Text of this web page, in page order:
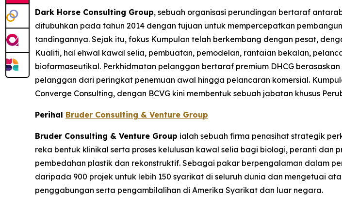
Dark Horse Consulting Group, sebuah organisasi perundingan bertaraf
ditubuhkan pada tahun 2014 dengan tujuan untuk mempercepatkan
tandingannya. Sejak itu, fokus Kumpulan telah berkembang dengan pesat,
Kualiti, hal ehwal kawal selia, pembuatan, pemodelan, rantaian bekalan,
biofarmaseutikal. Perkhidmatan pelanggan bertaraf premium DHCG
pelanggan dari peringkat penemuan awal hingga pelancaran komersial.
Converge Consulting, dengan BCVG kini membentuk sebuah jabatan khusus
Perihal Bruder Consulting & Venture Group
Bruder Consulting & Venture Group ialah sebuah firma penasihat strategik
reka bentuk klinikal serta proses kelulusan kawal selia bagi biologi, peranti
pembedahan plastik dan rekonstruktif. Sebagai pakar berpengalaman dalam
daripada 900 projek untuk lebih 150 syarikat di seluruh dunia dan mengetuai
penggabungan serta pengambilalihan di Amerika Syarikat dan luar negara.